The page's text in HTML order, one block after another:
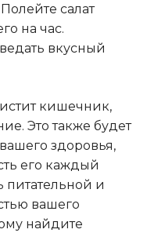
салат
на час.
вкусный
кишечник,
Это также будет
здоровья,
его каждый
питательной и
вашего
найдите